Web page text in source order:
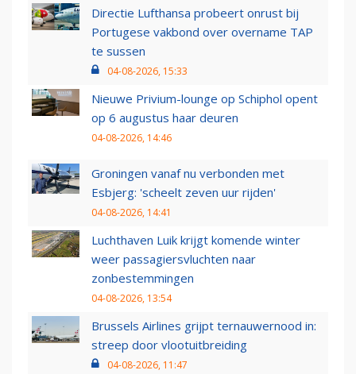
Directie Lufthansa probeert onrust bij
Portugese vakbond over overname TAP
te sussen
04-08-2026, 15:33
Nieuwe Privium-lounge op Schiphol opent
op 6 augustus haar deuren
04-08-2026, 14:46
Groningen vanaf nu verbonden met
Esbjerg: 'scheelt zeven uur rijden'
04-08-2026, 14:41
Luchthaven Luik krijgt komende winter
weer passagiersvluchten naar
zonbestemmingen
04-08-2026, 13:54
Brussels Airlines grijpt ternauwernood in:
streep door vlootuitbreiding
04-08-2026, 11:47